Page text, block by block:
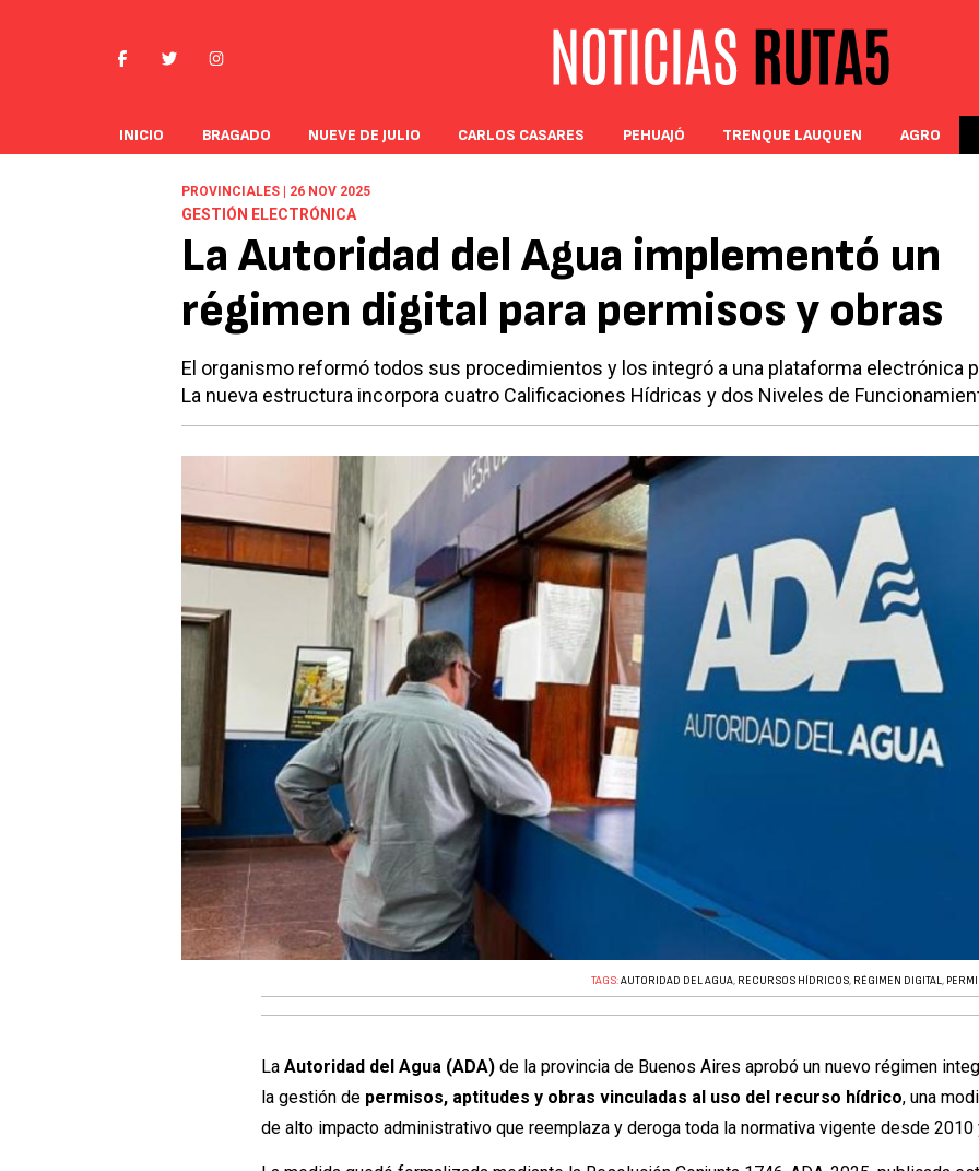
INICIO BRAGADO NUEVE DE JULIO CARLOS CASARES PEHUAJÓ TRENQUE LAUQUEN AGRO
PROVINCIALES | 26 NOV 2025
GESTIÓN ELECTRÓNICA
La Autoridad del Agua implementó un
régimen digital para permisos y obras
El organismo reformó todos sus procedimientos y los integró a una plataforma electrónica
La nueva estructura incorpora cuatro Calificaciones Hídricas y dos Niveles de
TAGS:AUTORIDAD DEL AGUA, RECURSOS HÍDRICOS, RÉGIMEN DIGITAL,
LaAutoridad del Agua (ADA) de la provincia de Buenos Aires aprobó un nuevo régimen
la gestión de permisos, aptitudes y obras vinculadas al uso del recurso hídrico, una
de alto impacto administrativo que reemplaza y deroga toda la normativa vigente desde 2010